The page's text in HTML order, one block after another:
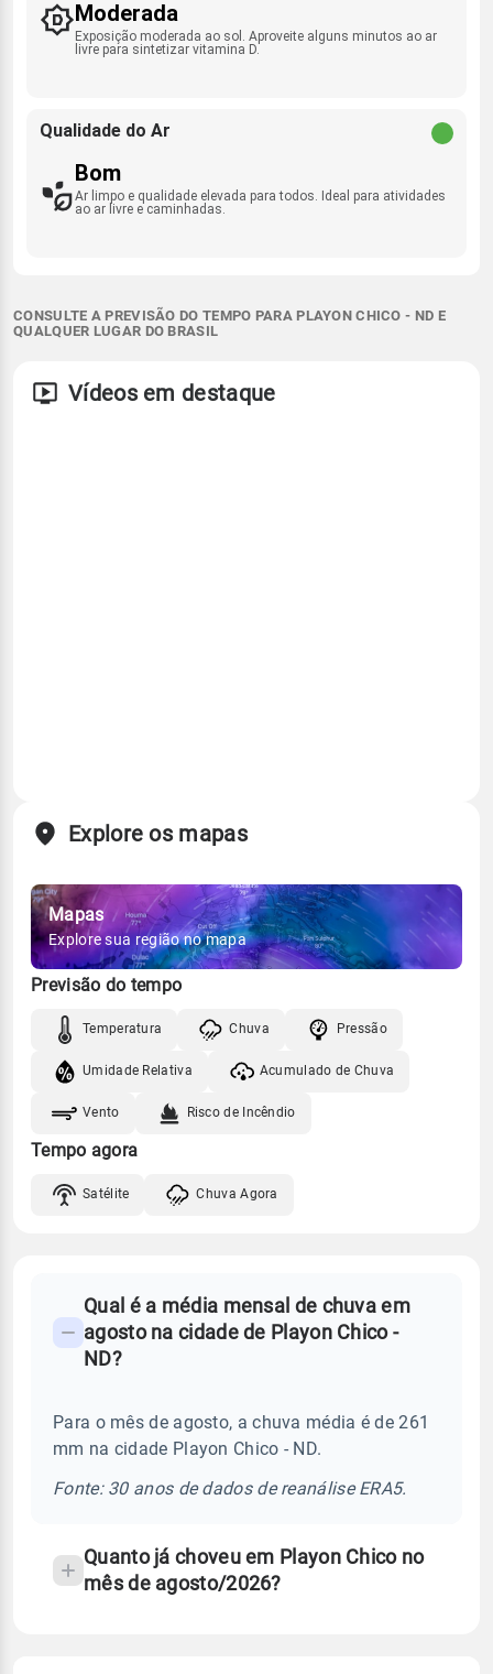
Moderada
Exposição moderada ao sol. Aproveite alguns minutos ao ar
livre para sintetizar vitamina D.
Qualidade do Ar
Bom
Ar limpo e qualidade elevada para todos. Ideal para atividades
ao ar livre e caminhadas.
CONSULTE A PREVISÃO DO TEMPO PARA PLAYON CHICO - ND E
QUALQUER LUGAR DO BRASIL
Vídeos em destaque
Explore os mapas
Mapas
Explore sua região no mapa
Previsão do tempo
Temperatura Chuva Pressão
Umidade Relativa Acumulado de Chuva
Vento Risco de Incêndio
Tempo agora
Satélite Chuva Agora
Perguntas
frequentes
chuva
temperatura
Qual é a média mensal de chuva em
agosto na cidade de Playon Chico -
ND?
Para o mês de agosto, a chuva média é de 261
mm na cidade Playon Chico - ND.
Fonte: 30 anos de dados de reanálise ERA5.
Quanto já choveu em Playon Chico no
mês de agosto/2026?